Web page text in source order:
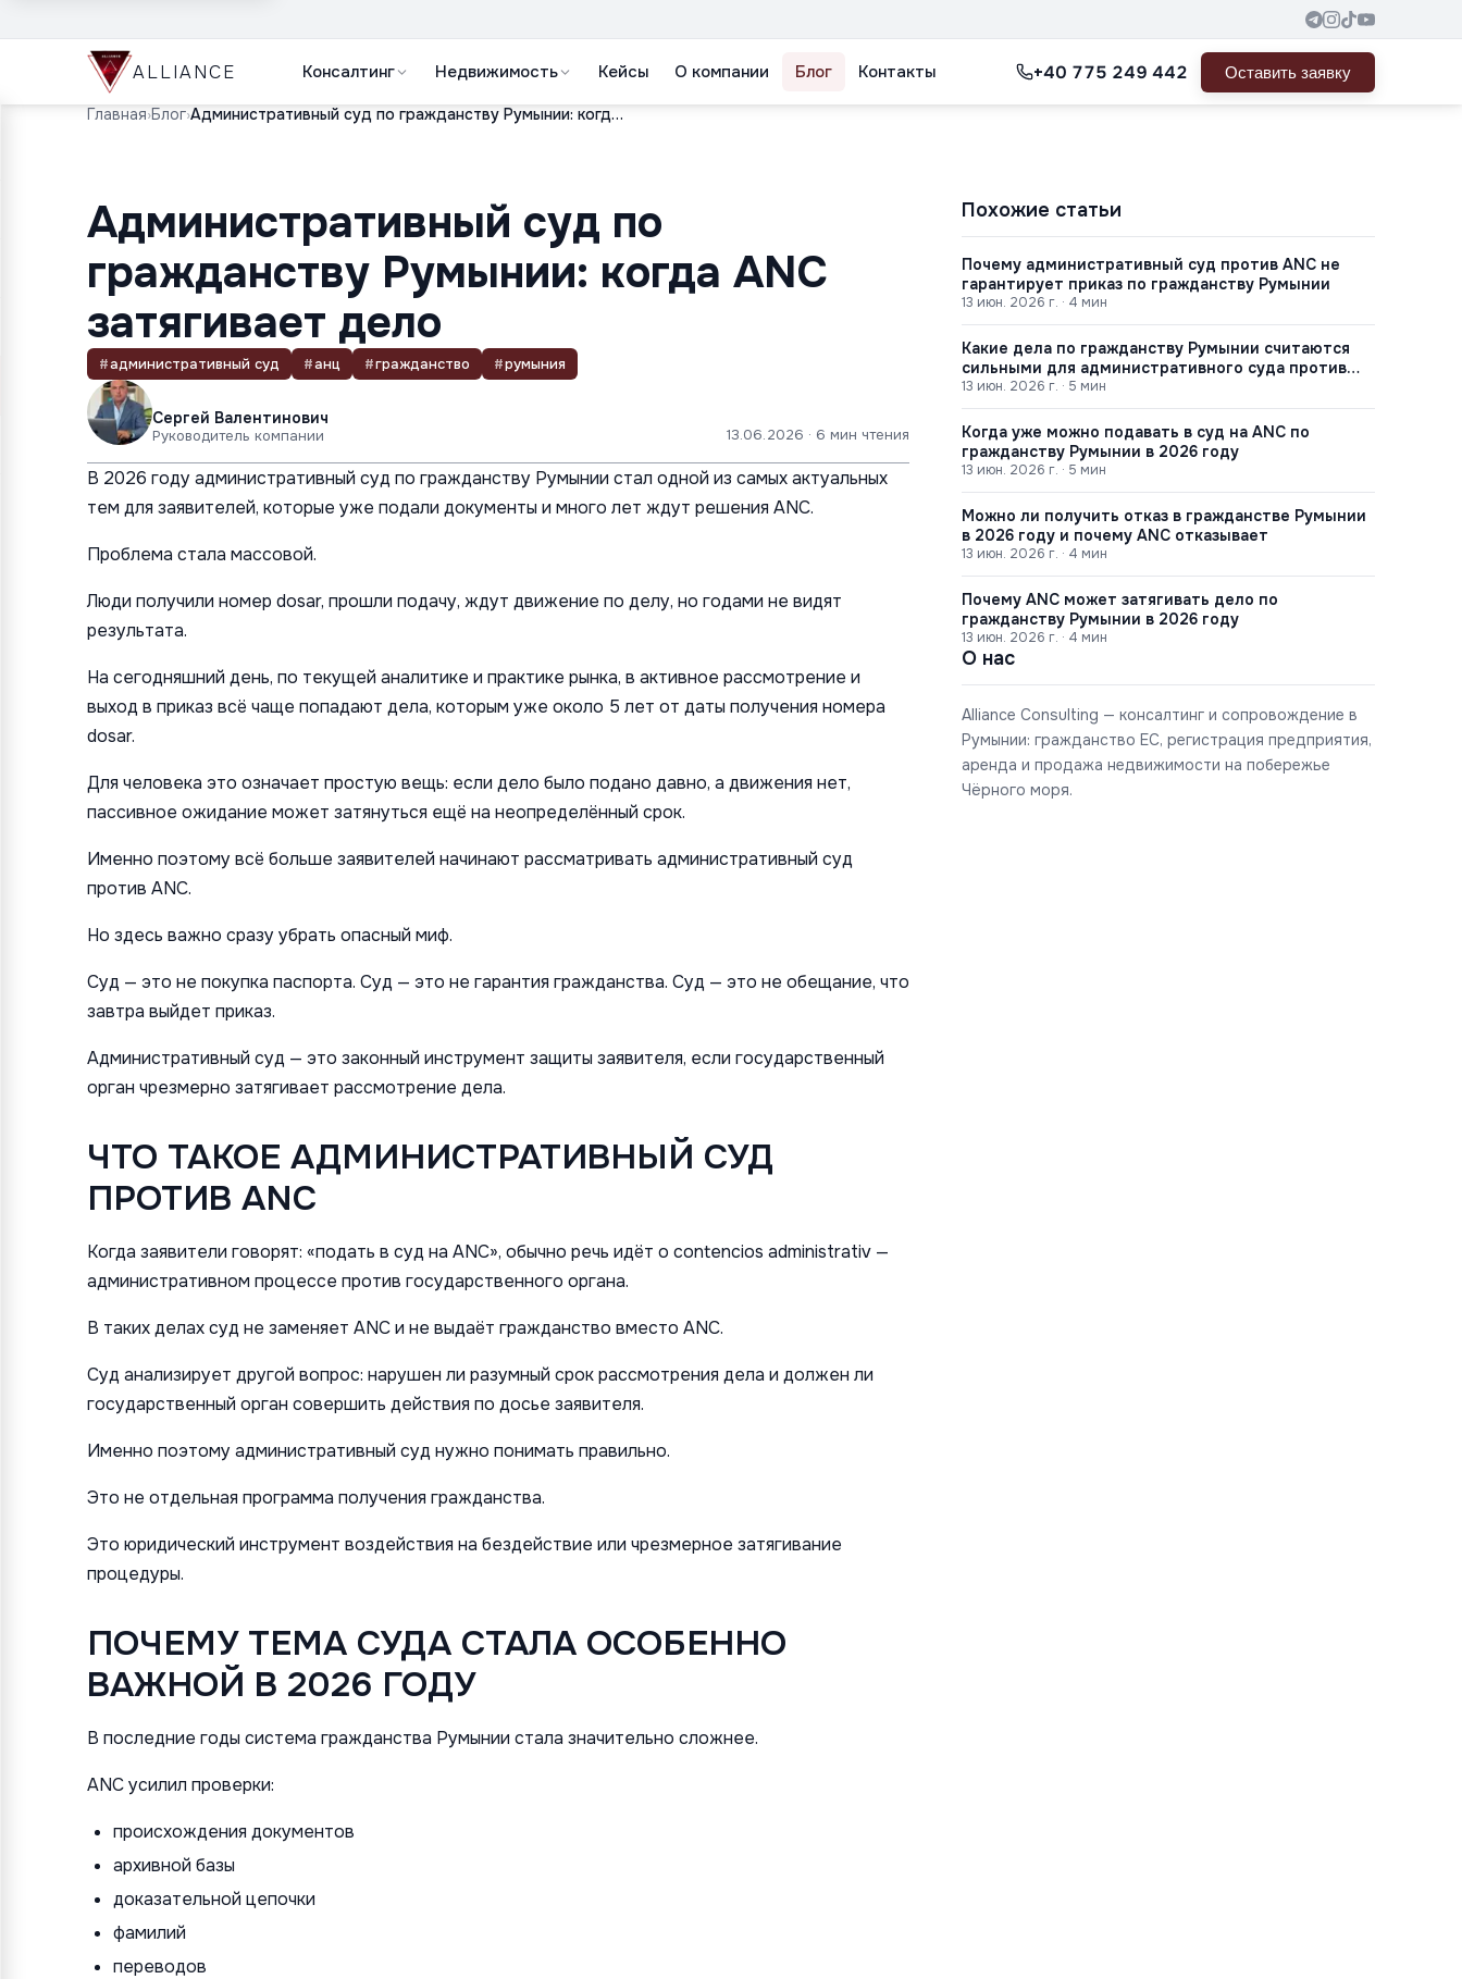
ALLIANCE Консалтинг Недвижимость Кейсы О компании Блог Контакты +40 775 249 442 Оставить заявку
Главная›Блог› Административный суд по гражданству Румынии: когда ANC затягивает дело
Административный суд по
гражданству Румынии: когда ANC
затягивает дело
#административный суд #анц #гражданство #румыния
Сергей Валентинович
Руководитель компании 13.06.2026 · 6 мин чтения
В 2026 году административный суд по гражданству Румынии стал одной из самых актуальных
тем для заявителей, которые уже подали документы и много лет ждут решения ANC.
Проблема стала массовой.
Люди получили номер dosar, прошли подачу, ждут движение по делу, но годами не видят
результата.
На сегодняшний день, по текущей аналитике и практике рынка, в активное рассмотрение и
выход в приказ всё чаще попадают дела, которым уже около 5 лет от даты получения номера
dosar.
Для человека это означает простую вещь: если дело было подано давно, а движения нет,
пассивное ожидание может затянуться ещё на неопределённый срок.
Именно поэтому всё больше заявителей начинают рассматривать административный суд
против ANC.
Но здесь важно сразу убрать опасный миф.
Суд — это не покупка паспорта. Суд — это не гарантия гражданства. Суд — это не обещание, что
завтра выйдет приказ.
Административный суд — это законный инструмент защиты заявителя, если государственный
орган чрезмерно затягивает рассмотрение дела.
ЧТО ТАКОЕ АДМИНИСТРАТИВНЫЙ СУД
ПРОТИВ ANC
Когда заявители говорят: «подать в суд на ANC», обычно речь идёт о contencios administrativ —
административном процессе против государственного органа.
В таких делах суд не заменяет ANC и не выдаёт гражданство вместо ANC.
Суд анализирует другой вопрос: нарушен ли разумный срок рассмотрения дела и должен ли
государственный орган совершить действия по досье заявителя.
Именно поэтому административный суд нужно понимать правильно.
Это не отдельная программа получения гражданства.
Это юридический инструмент воздействия на бездействие или чрезмерное затягивание
процедуры.
ПОЧЕМУ ТЕМА СУДА СТАЛА ОСОБЕННО
ВАЖНОЙ В 2026 ГОДУ
В последние годы система гражданства Румынии стала значительно сложнее.
ANC усилил проверки:
происхождения документов
архивной базы
доказательной цепочки
фамилий
переводов
Похожие статьи
Почему административный суд против ANC не
гарантирует приказ по гражданству Румынии
13 июн. 2026 г. · 4 мин
Какие дела по гражданству Румынии считаются
сильными для административного суда против
ANC
13 июн. 2026 г. · 5 мин
Когда уже можно подавать в суд на ANC по
гражданству Румынии в 2026 году
13 июн. 2026 г. · 5 мин
Можно ли получить отказ в гражданстве Румынии
в 2026 году и почему ANC отказывает
13 июн. 2026 г. · 4 мин
Почему ANC может затягивать дело по
гражданству Румынии в 2026 году
13 июн. 2026 г. · 4 мин
О нас
Alliance Consulting — консалтинг и сопровождение в
Румынии: гражданство ЕС, регистрация предприятия,
аренда и продажа недвижимости на побережье
Чёрного моря.